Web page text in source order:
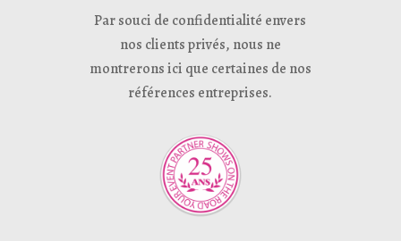
Par souci de confidentialité envers
nos clients privés, nous ne
montrerons ici que certaines de nos
références entreprises.